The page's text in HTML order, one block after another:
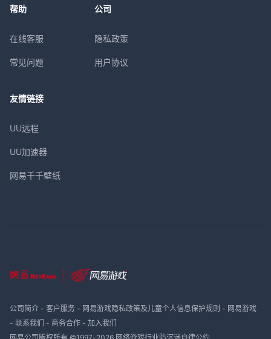
帮助
在线客服
常见问题
公司
隐私政策
用户协议
友情链接
UU远程
UU加速器
网易千千壁纸
公司简介- 客户服务- 网易游戏隐私政策及儿童个人信息保护规则 - 网易游戏
- 联系我们 - 商务合作- 加入我们